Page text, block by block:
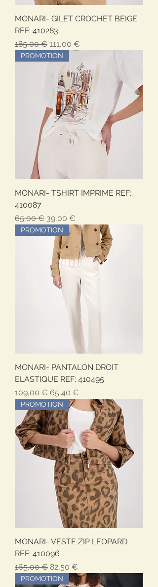
MONARI- GILET CROCHET BEIGE
REF: 410283
Prezzo regolare
185,00 € Prezzo scontato
111,00 €
PROMOTION
MONARI- TSHIRT IMPRIME REF:
410087
Prezzo regolare
65,00 € Prezzo scontato
39,00 €
PROMOTION
MONARI- PANTALON DROIT
ELASTIQUE REF: 410495
Prezzo regolare
109,00 € Prezzo scontato
65,40 €
PROMOTION
MONARI- VESTE ZIP LEOPARD
REF: 410096
Prezzo regolare
165,00 € Prezzo scontato
82,50 €
PROMOTION